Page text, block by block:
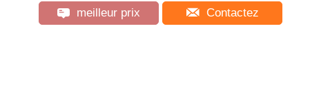
meilleur prix Contactez